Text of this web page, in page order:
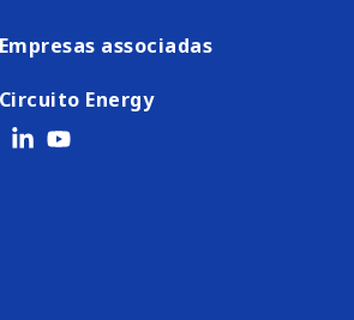
Empresas associadas
Circuito Energy